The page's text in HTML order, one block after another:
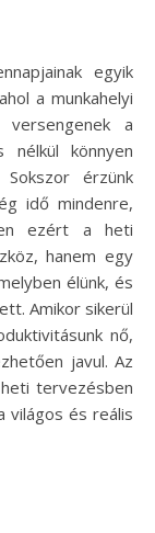
a munkahelyi
a
nélkül könnyen
érzünk
idő mindenre,
ezért a heti
hanem egy
élünk, és
Amikor sikerül
nő,
javul. Az
tervezésben
világos és reális